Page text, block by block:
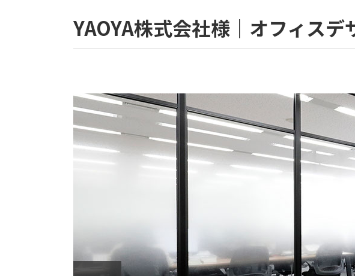
YAOYA株式会社様｜オフィス